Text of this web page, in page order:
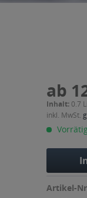
ab
Inhalt: 0.7
inkl. MwSt.
Artikel-